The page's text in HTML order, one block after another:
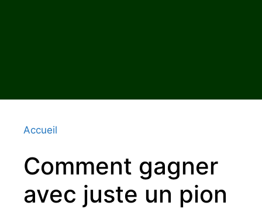
Accueil
Comment gagner
avec juste un pion